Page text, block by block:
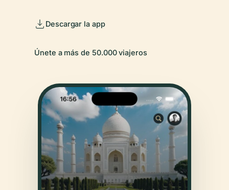
Descargar la app
Únete a más de 50.000 viajeros